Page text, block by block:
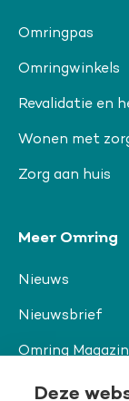
Deze
Omringpas
Omringwinkels
Revalidatie en
Wonen met
Zorg aan huis
Meer Omring
Nieuws
Nieuwsbrief
Omring
Verwijzers